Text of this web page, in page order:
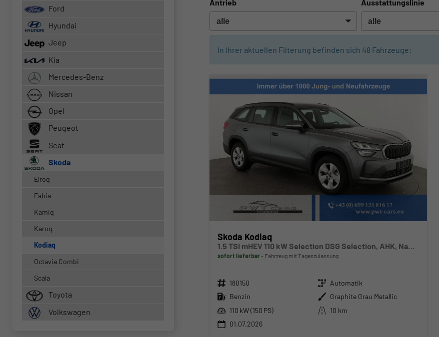
Antrieb Ausstattungslinie
In Ihrer aktuellen Filterung befinden sich 48 Fahrzeuge:
Skoda Kodiaq
sofort lieferbar Fahrzeug mit Tageszulassung
Fahrzeugnr. 180150 Getriebe Automatik
Kraftstoff Benzin Außenfarbe Graphite Grau Metallic
Leistung 110 kW (150 PS) Kilometerstand
10 km
01.07.2026
Ford
Hyundai
Jeep
Kia
Mercedes-Benz
Nissan
Opel
Peugeot
Seat
Skoda
Elroq
Fabia
Kamiq
Karoq
Kodiaq
Octavia Combi
Scala
Toyota
Volkswagen